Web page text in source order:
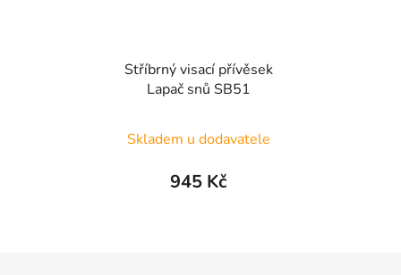
Stříbrný visací přívěsek
Lapač snů SB51
Skladem u dodavatele
945 Kč